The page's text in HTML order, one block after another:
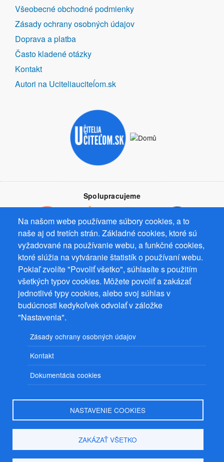
Na našom webe používame súbory cookies, a to
naše aj od tretích strán. Základné cookies, ktoré sú
vyžadované na používanie webu, a funkčné cookies,
ktoré slúžia na vytváranie štatistík o používaní webu.
Pokiaľ zvolíte "Povoliť všetko", súhlasíte s použitím
všetkých typov cookies. Môžete povoliť a zakázať
jednotlivé typy cookies, alebo svoj súhlas v
budúcnosti kedykoľvek odvolať v záložke
"Nastavenia".
Zásady ochrany osobných údajov
Kontakt
Dokumentácia cookies
NASTAVENIE COOKIES
ZAKÁZAŤ VŠETKO
DALŠÍ
ODKAZY
Všeobecné obchodné podmienky
Zásady ochrany osobných údajov
Doprava a platba
Často kladené otázky
Kontakt
Autori na Uciteliauciteĺom.sk
Spolupracujeme
Prevádzkovateľ: Mgr. Bc. Žaneta Radimecká, MBA, Ostrov 256, 561
22 Ostrov, IČ 08993033, DIČ CZ9161263958
© 2026PuzzleWebss.r.o.